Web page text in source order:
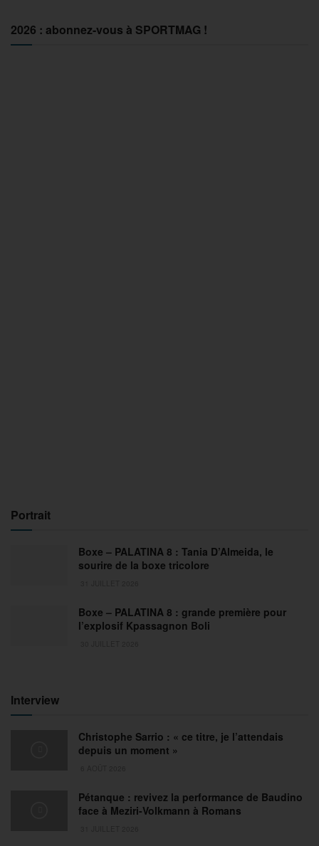
2026 : abonnez-vous à SPORTMAG !
Portrait
Boxe – PALATINA 8 : Tania D’Almeida, le
sourire de la boxe tricolore
Boxe – PALATINA 8 : grande première pour
l’explosif Kpassagnon Boli
Interview
Christophe Sarrio : « ce titre, je l’attendais
depuis un moment »
Pétanque : revivez la performance de Baudino
face à Meziri-Volkmann à Romans